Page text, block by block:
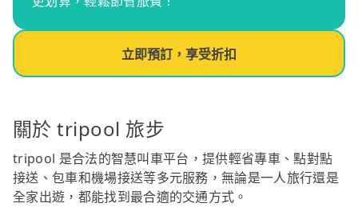
立即預訂，享受折扣
關於 tripool 旅步
tripool 是合法的智慧叫車平台，提供輕省專車、點對點
接送、包車和機場接送等多元服務，無論是一人旅行還是
全家出遊，都能找到最合適的交通方式。